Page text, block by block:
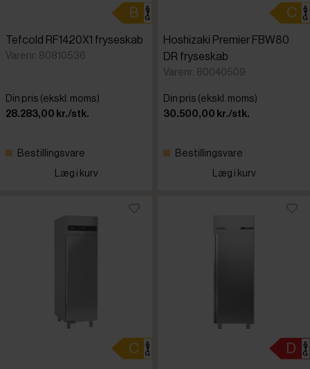
Tefcold RF1420X1 fryseskab
Varenr: 80810536
Din pris (ekskl. moms)
28.283,00 kr./stk.
Bestillingsvare
Læg i kurv
Hoshizaki Premier FBW80
DR fryseskab
Varenr: 80040509
Din pris (ekskl. moms)
30.500,00 kr./stk.
Bestillingsvare
Læg i kurv